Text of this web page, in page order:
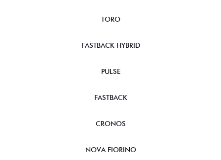
TORO
FASTBACK HYBRID
PULSE
FASTBACK
CRONOS
NOVA FIORINO